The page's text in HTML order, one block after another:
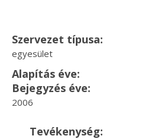
Szervezet típusa:
egyesület
Alapítás éve:
Bejegyzés éve:
2006
Tevékenység: